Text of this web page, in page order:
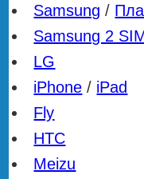
Samsung /
Samsung 2
LG
iPhone / iPad
Fly
HTC
Meizu